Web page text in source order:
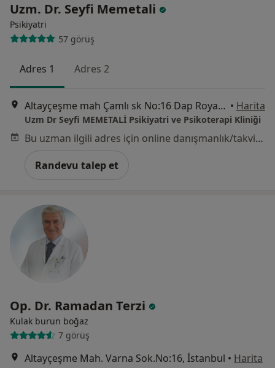
Uzm. Dr. Seyfi Memetali
Psikiyatri
57 görüş
Adres 1 Adres 2
Altayçeşme mah Çamlı sk No:16 Dap Royal Center D blok Daire:28, İstanbul • Harita
Uzm Dr Seyfi MEMETALİ Psikiyatri ve Psikoterapi Kliniği
Bu uzman ilgili adres için online danışmanlık/takvim sunmuyor.
Randevu talep et
Op. Dr. Ramadan Terzi
Kulak burun boğaz
7 görüş
Altayçeşme Mah. Varna Sok.No:16, İstanbul • Harita